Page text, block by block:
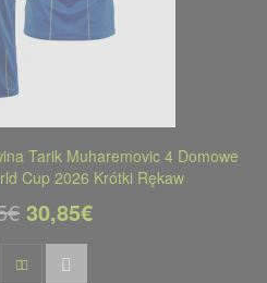
Tarik Muharemovic 4 Domowe
Cup 2026 Krótki Rękaw
30,85€